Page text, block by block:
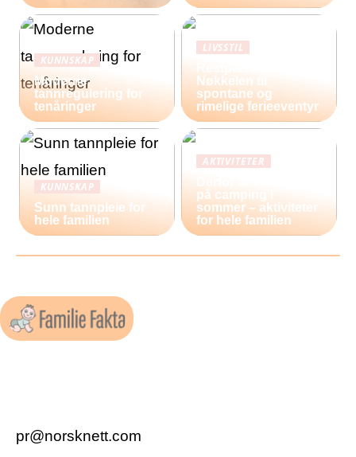
KUNNSKAP
Moderne
tannregulering for
tenåringer
LIVSSTIL
Nøkkelen til
spontane og
rimelige ferieeventyr
KUNNSKAP
Sunn tannpleie for
hele familien
AKTIVITETER
på camping i
sommer – aktiviteter
for hele familien
pr@norsknett.com